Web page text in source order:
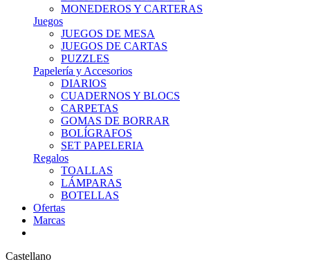
MONEDEROS Y CARTERAS
Juegos
JUEGOS DE MESA
JUEGOS DE CARTAS
PUZZLES
Papelería y Accesorios
DIARIOS
CUADERNOS Y BLOCS
CARPETAS
GOMAS DE BORRAR
BOLÍGRAFOS
SET PAPELERIA
Regalos
TOALLAS
LÁMPARAS
BOTELLAS
Ofertas
Marcas
Castellano